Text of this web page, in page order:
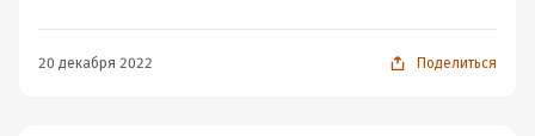
денежная компенсация за них не выдается. При этом
20 декабря 2022 Поделиться